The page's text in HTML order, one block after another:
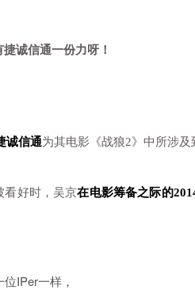
捷诚信通一份力呀！
诚信通为其电影《战狼2》中所涉及
好时， 吴京在电影筹备之际的
IPer一样，